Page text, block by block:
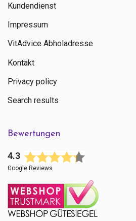
Kundendienst
Impressum
VitAdvice Abholadresse
Kontakt
Privacy policy
Search results
Bewertungen
4.3
Google Reviews